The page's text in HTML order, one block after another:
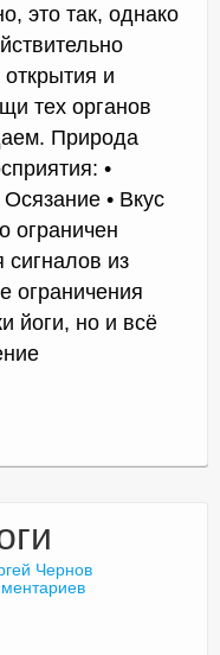
это так, однако
и
тех органов
Природа
•
• Вкус
ограничен
сигналов из
ограничения
йоги, но и всё
Чернов